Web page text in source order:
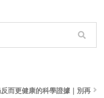
而更健康的科學證據｜別再